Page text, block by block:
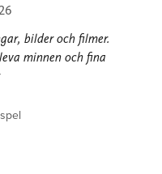
bilder och filmer.
minnen och fina